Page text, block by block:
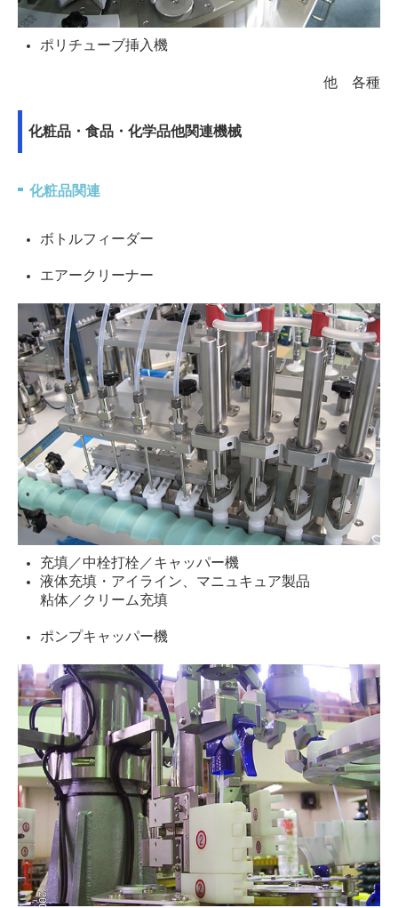
ポリチューブ挿入機
他 各種
化粧品・食品・化学品他関連機械
化粧品関連
ボトルフィーダー
エアークリーナー
充填／中栓打栓／キャッパー機
液体充填・アイライン、マニュキュア製品
粘体／クリーム充填
ポンプキャッパー機